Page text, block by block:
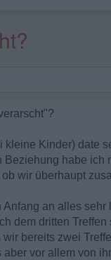
kleine Kinder) date
Beziehung habe ich
wir überhaupt
Anfang an alles sehr
dem dritten
wir bereits zwei
aber vor allem von